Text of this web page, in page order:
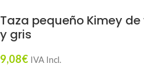
Taza pequeño Kimey
y gris
9,08€ IVA Incl.